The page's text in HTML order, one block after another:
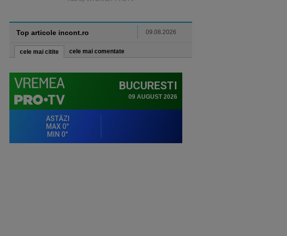
Top articole incont.ro 09.08.2026
cele mai citite cele mai comentate